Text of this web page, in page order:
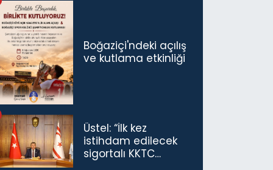
Boğaziçi'ndeki açılış
ve kutlama etkinliği
Üstel: “İlk kez
istihdam edilecek
sigortalı KKTC